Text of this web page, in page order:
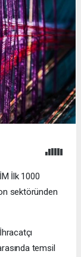
İlk 1000
sektöründen
temsil